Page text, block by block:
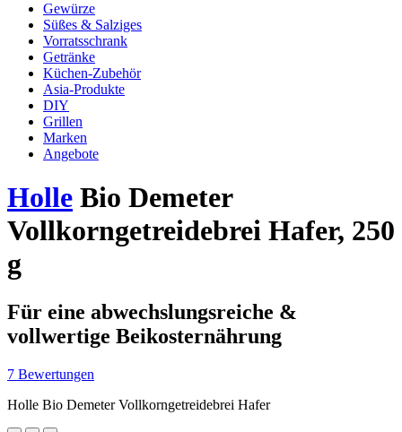
Gewürze
Süßes & Salziges
Vorratsschrank
Getränke
Küchen-Zubehör
Asia-Produkte
DIY
Grillen
Marken
Angebote
Holle Bio Demeter
Vollkorngetreidebrei Hafer, 250
g
Für eine abwechslungsreiche &
vollwertige Beikosternährung
7 Bewertungen
Holle Bio Demeter Vollkorngetreidebrei Hafer